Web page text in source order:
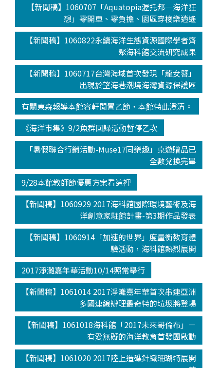
【新聞稿】1060707「Aquatopia渥托邦─海洋狂
想」零開車、零負擔、園區穿梭樂逍遙
【新聞稿】1060822永續海洋生態資源國際學者齊
聚海科館交流研究成果
【新聞稿】1060717台灣海域首次發現「龍女簪」
出現於望海巷潮境海灣資源保護區
有關東森報導本館容軒閒置乙節，本館特此澄清。
《海洋市集》9/2魚群回歸活動暫停乙次
「暑假聯合行銷活動-Muse17同樂趣」桌遊贈品已
全數兌換完畢
9/28本館教師節優惠方案看這裡
【新聞稿】1060929 2017海科館國際環境藝術及海
洋創意家駐館計畫-第3期作品發表
【新聞稿】1060914「加速的世界」度量衡教育體
驗活動，海科館熱烈展開
2017淨灘嘉年華活動10/14照常舉行
【新聞稿】1061014 2017淨灘嘉年華首次串連亞洲
多國連線辦理最奇特的垃圾將登場
【新聞稿】1061018海科館「2017未來哥倫布」－
有愛無礙的海洋教育首發團啟動
【新聞稿】1061020 2017陸上造礁針織珊瑚特展開